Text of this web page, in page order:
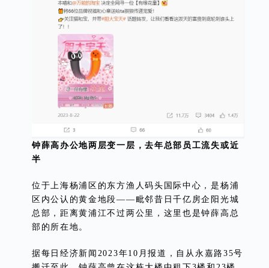
钟薛高办公地两层变一层，去年总部员工流失或近
半
位于上海杨浦区的东方渔人码头国际中心，是杨浦
区内公认的黄金地段——毗邻昔日千亿房企阳光城
总部，距离黄浦江不过两公里，这里也是钟薛高总
部的所在地。
据每日经济新闻2023年10月报道，自从永嘉路35号